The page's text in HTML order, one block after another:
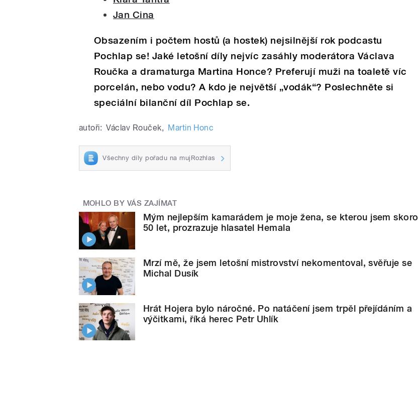
Jan Cina
Obsazením i počtem hostů (a hostek) nejsilnější rok podcastu
Pochlap se! Jaké letošní díly nejvíc zasáhly moderátora Václava
Roučka a dramaturga Martina Honce? Preferují muži na toaletě víc
porcelán, nebo vodu? A kdo je největší „vodák“? Poslechněte si
speciální bilanční díl Pochlap se.
autoři: Václav Rouček, Martin Honc
Všechny díly pořadu na mujRozhlas
MOHLO BY VÁS ZAJÍMAT
Mým nejlepším kamarádem je moje žena, se kterou jsem skoro
50 let, prozrazuje hlasatel Hemala
Mrzí mě, že jsem letošní mistrovství nekomentoval, svěřuje se
Michal Dusík
Hrát Hojera bylo náročné. Po natáčení jsem trpěl přejídáním a
výčitkami, říká herec Petr Uhlík